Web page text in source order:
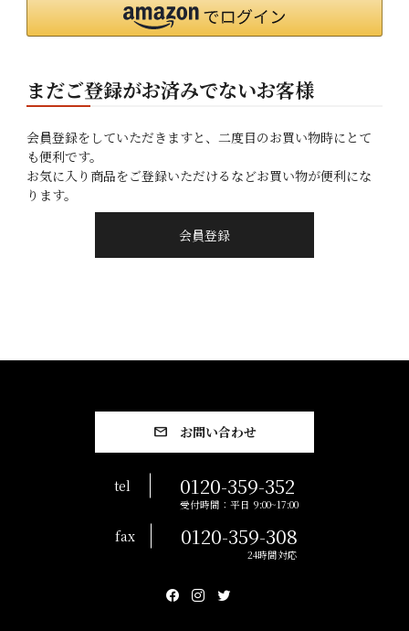
まだご登録がお済みでないお客様
会員登録をしていただきますと、二度目のお買い物時にとて
も便利です。
お気に入り商品をご登録いただけるなどお買い物が便利にな
ります。
会員登録
お問い合わせ
tel 0120-359-352
受付時間：平日 9:00~17:00
fax 0120-359-308
24時間対応